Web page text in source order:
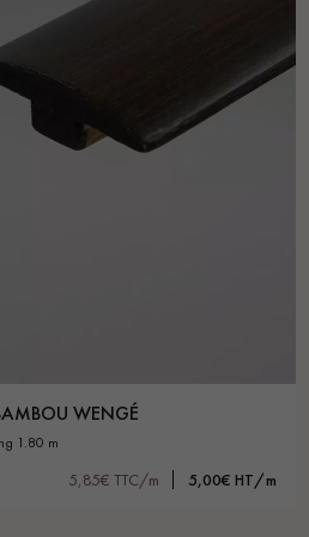
WENGÉ
1.80 m
5,85€ TTC/m 5,00€ HT/m